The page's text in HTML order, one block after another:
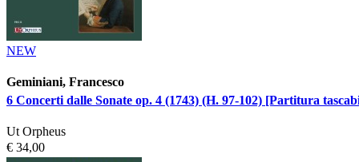
NEW
Geminiani, Francesco
6 Concerti dalle Sonate op. 4 (1743) (H. 97-102) [Partitura
Ut Orpheus
€ 34,00